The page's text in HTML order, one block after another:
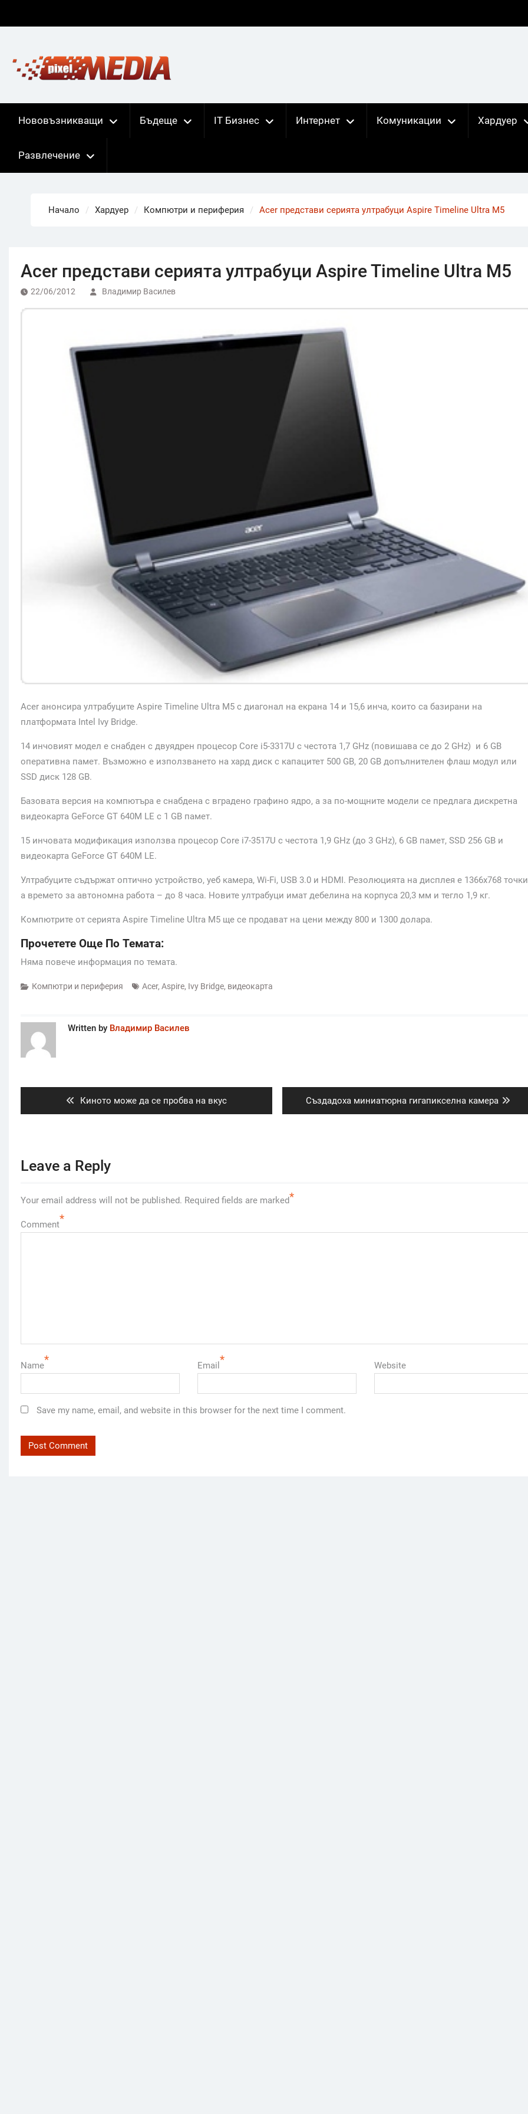
Нововъзникващи Бъдеще IT Бизнес Интернет Комуникации Хардуер
Развлечение
Начало Хардуер Компютри и периферия Acer представи серията ултрабуци Aspire Timeline Ultra M5
Acer представи серията ултрабуци Aspire Timeline Ultra M5
22/06/2012 Владимир Василев
Acer анонсира ултрабуците Aspire Timeline Ultra M5 с диагонал на екрана 14 и 15,6 инча, които са базирани на
платформата Intel Ivy Bridge.
14 инчовият модел е снабден с двуядрен процесор Core i5-3317U с честота 1,7 GHz (повишава се до 2 GHz) и 6 GB
оперативна памет. Възможно е използването на хард диск с капацитет 500 GB, 20 GB допълнителен флаш модул или
SSD диск 128 GB.
Базовата версия на компютъра е снабдена с вградено графино ядро, а за по-мощните модели се предлага дискретна
видеокарта GeForce GT 640M LE c 1 GB памет.
15 инчовата модификация използва процесор Core i7-3517U с честота 1,9 GHz (до 3 GHz), 6 GB памет, SSD 256 GB и
видеокарта GeForce GT 640M LE.
Ултрабуците съдържат оптично устройство, уеб камера, Wi-Fi, USB 3.0 и HDMI. Резолюцията на дисплея е 1366х768
а времето за автономна работа – до 8 часа. Новите ултрабуци имат дебелина на корпуса 20,3 мм и тегло 1,9 кг.
Компютрите от серията Aspire Timeline Ultra M5 ще се продават на цени между 800 и 1300 долара.
Прочетете Още По Темата:
Няма повече информация по темата.
Компютри и периферия Acer, Aspire, Ivy Bridge, видеокарта
Written by Владимир Василев
Previous
post:
Киното може да се пробва на вкус
Next
post:
Създадоха миниатюрна гигапикселна камера
Leave a Reply
Your email address will not be published. Required fields are marked*
Comment*
Name* Email * Website
Save my name, email, and website in this browser for the next time I comment.